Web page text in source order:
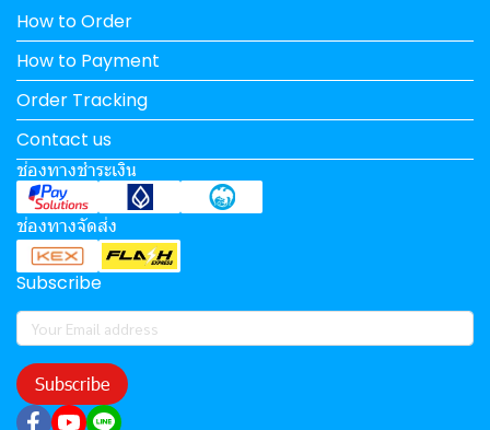
How to Order
How to Payment
Order Tracking
Contact us
ช่องทางชำระเงิน
ช่องทางจัดส่ง
Subscribe
Subscribe